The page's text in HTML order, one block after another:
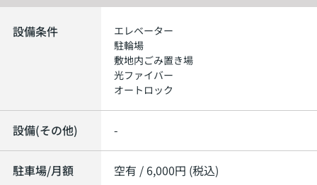
設備条件
エレベーター
駐輪場
敷地内ごみ置き場
光ファイバー
オートロック
設備(その他) -
駐車場/月額 空有 / 6,000円 (税込)